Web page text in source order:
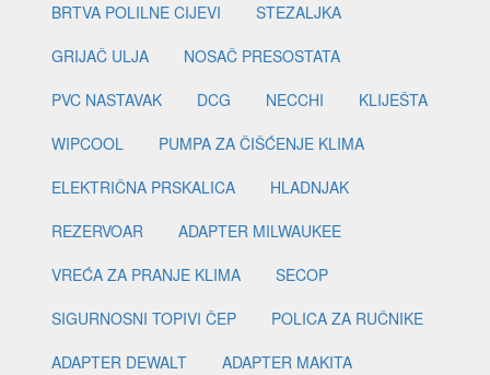
BRTVA POLILNE CIJEVI
STEZALJKA
GRIJAČ ULJA
NOSAČ PRESOSTATA
PVC NASTAVAK
DCG NECCHI
KLIJEŠTA
WIPCOOL
PUMPA ZA ČIŠĆENJE KLIMA
ELEKTRIČNA PRSKALICA
HLADNJAK
REZERVOAR
ADAPTER MILWAUKEE
VREĆA ZA PRANJE KLIMA
SECOP
SIGURNOSNI TOPIVI ČEP
POLICA ZA RUČNIKE
ADAPTER DEWALT
ADAPTER MAKITA